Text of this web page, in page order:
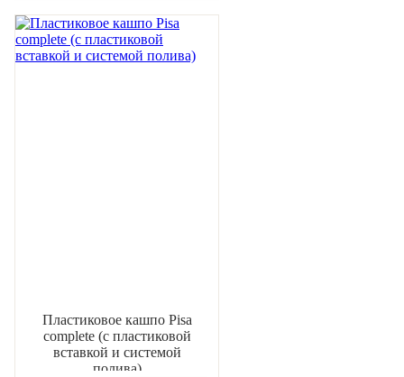
Пластиковое кашпо Pisa
complete (с пластиковой
вставкой и системой
полива)